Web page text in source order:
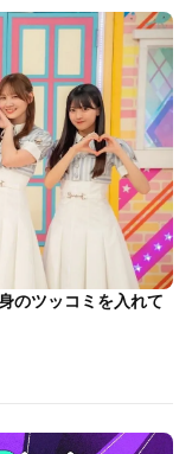
のツッコミを入れて